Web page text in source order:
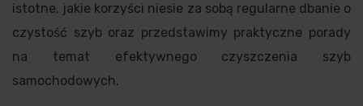
istotne, jakie korzyści niesie za sobą regularne dbanie o
czystość szyb oraz przedstawimy praktyczne porady
na temat efektywnego czyszczenia szyb
samochodowych.